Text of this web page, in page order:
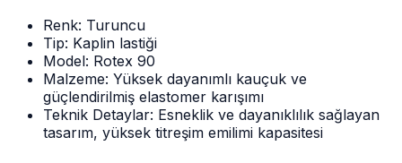
Renk: Turuncu
Tip: Kaplin lastiği
Model: Rotex 90
Malzeme: Yüksek dayanımlı kauçuk ve
güçlendirilmiş elastomer karışımı
Teknik Detaylar: Esneklik ve dayanıklılık sağlayan
tasarım, yüksek titreşim emilimi kapasitesi